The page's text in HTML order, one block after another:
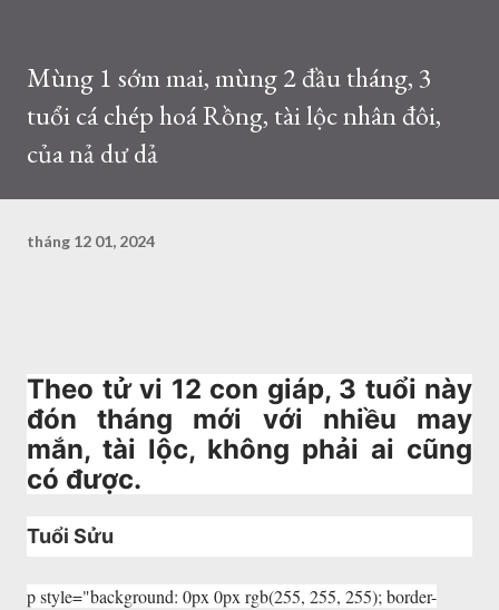
Mùng 1 sớm mai, mùng 2 đầu tháng, 3
tuổi cá chép hoá Rồng, tài lộc nhân đôi,
của nả dư dả
tháng 12 01, 2024
Theo tử vi 12 con giáp, 3 tuổi này
đón tháng mới với nhiều may
mắn, tài lộc, không phải ai cũng
có được.
Tuổi Sửu
p style="background: 0px 0px rgb(255, 255, 255); border-